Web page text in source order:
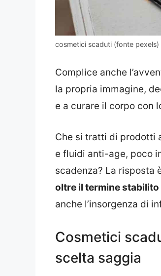
cosmetici scaduti (fonte pexels)
Complice anche
la propria immagine,
e a curare il corpo con
Che si tratti di prodotti
e fluidi anti-age, poco
scadenza? La risposta
oltre il termine stabilito
anche l’insorgenza di
Cosmetici
scelta saggia